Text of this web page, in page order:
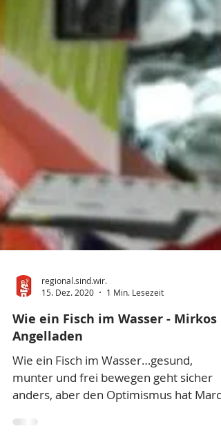
15. Dez. 2020
1 Min. Lesezeit
Wie ein Fisch im Wasser - Mirkos
Angelladen
Wie ein Fisch im Wasser…gesund,
munter und frei bewegen geht sicher
anders, aber den Optimismus hat Marco